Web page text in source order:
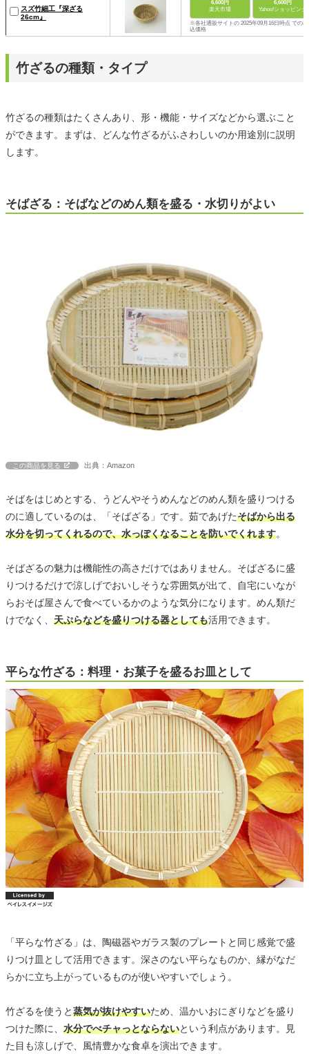
スズ竹細工『深ざる
26cm』
6,600円
楽天市場
6,600円
Yahoo!ショッピング
※各社通販サイトの 2025年09月16日時点 での税
込価格
竹ざるの種類・タイプ
竹ざるの種類はたくさんあり、形・機能・サイズなどから選ぶこと
ができます。まずは、どんな竹ざるがふさわしいのか用途別に説明
します。
そばざる：そばなどのめん類を盛る・水切りがよい
この商品を見る 出典：Amazon
そばをはじめとする、うどんやそうめんなどのめん類を盛りつける
のに適しているのは、「そばざる」です。茹であげたそばから出る
水分を切ってくれるので、水っぽくなることを防いでくれます。
そばざるの魅力は機能性の高さだけではありません。そばざるに盛
りつけるだけで涼しげでおいしそうな雰囲気が出て、自宅にいなが
らおそば屋さんで食べているかのような気分になります。めん類だ
けでなく、 天ぷらなどを盛りつける器としても活用できます。
平らな竹ざる：料理・お菓子を盛るお皿として
「平らな竹ざる」は、陶磁器やガラス製のプレートと同じ感覚で盛
りつけ皿として活用できます。深さのない平らなものか、縁がなだ
らかに立ち上がっているものが使いやすいでしょう。
竹ざるを使うと蒸気が抜けやすいため、温かいおにぎりなどを盛り
つけた際に、 水分でべチャっとならないという利点があります。見
た目も涼しげで、風情豊かな食卓を演出できます。